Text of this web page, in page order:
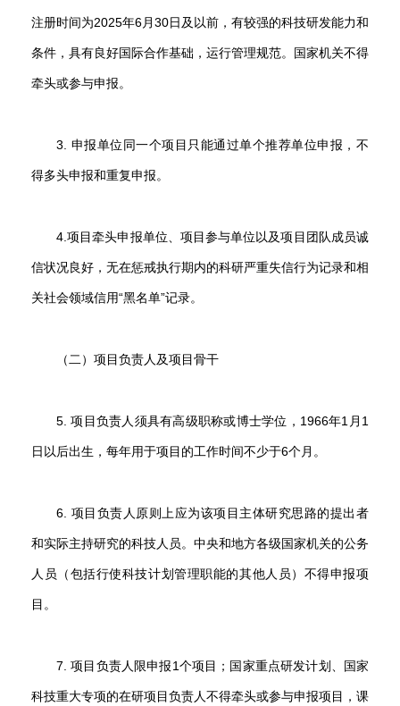
注册时间为2025年6月30日及以前，有较强的科技研发能力和
条件，具有良好国际合作基础，运行管理规范。国家机关不得
牵头或参与申报。
3. 申报单位同一个项目只能通过单个推荐单位申报，不
得多头申报和重复申报。
4.项目牵头申报单位、项目参与单位以及项目团队成员诚
信状况良好，无在惩戒执行期内的科研严重失信行为记录和相
关社会领域信用“黑名单”记录。
（二）项目负责人及项目骨干
5. 项目负责人须具有高级职称或博士学位，1966年1月1
日以后出生，每年用于项目的工作时间不少于6个月。
6. 项目负责人原则上应为该项目主体研究思路的提出者
和实际主持研究的科技人员。中央和地方各级国家机关的公务
人员（包括行使科技计划管理职能的其他人员）不得申报项
目。
7. 项目负责人限申报1个项目；国家重点研发计划、国家
科技重大专项的在研项目负责人不得牵头或参与申报项目，课